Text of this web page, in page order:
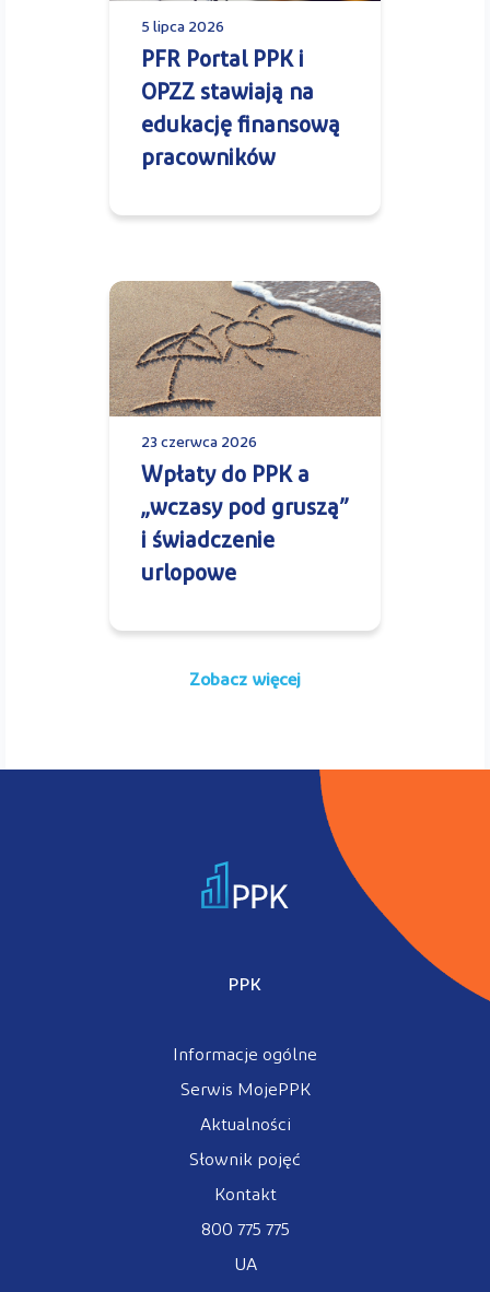
5 lipca 2026
PFR Portal PPK i
OPZZ stawiają na
edukację finansową
pracowników
23 czerwca 2026
Wpłaty do PPK a
„wczasy pod gruszą”
i świadczenie
urlopowe
Zobacz więcej
PPK
Informacje ogólne
Serwis MojePPK
Aktualności
Słownik pojęć
Kontakt
800 775 775
UA